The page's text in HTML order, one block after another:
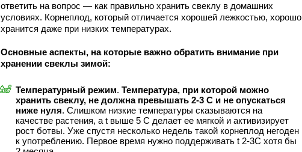
ответить на вопрос — как правильно хранить свеклу в домашних
условиях. Корнеплод, который отличается хорошей лежкостью, хорошо
хранится даже при низких температурах.
Основные аспекты, на которые важно обратить внимание при
хранении свеклы зимой:
Температурный режим. Температура, при которой можно
хранить свеклу, не должна превышать 2-3 С и не опускаться
ниже нуля. Слишком низкие температуры сказываются на
качестве растения, а t выше 5 С делает ее мягкой и активизирует
рост ботвы. Уже спустя несколько недель такой корнеплод негоден
к употреблению. Первое время нужно поддерживать t 2-3C хотя бы